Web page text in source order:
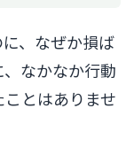
に、なぜか損ば
なかなか行動
とはありませ